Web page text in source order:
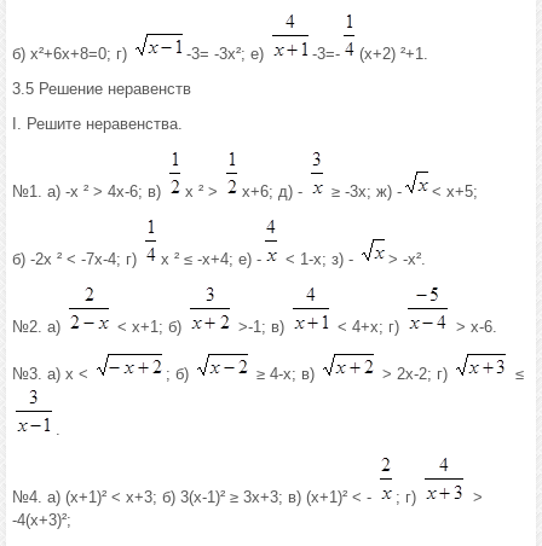
б) х²+6х+8=0; г) -3= -3х²; е) -3=-
(х+2) ²+1.
3.5 Решение неравенств
I. Решите неравенства.
№1. а) -х ² > 4х-6; в) х ² > х+6; д) - ≥ -3х; ж) - < х+5;
б) -2х ² < -7х-4; г) х ² ≤ -х+4; е) - < 1-х; з) - > -х².
№2. а) < х+1; б) >-1; в) < 4+х; г) > х-6.
№3. а) х < ; б) ≥ 4-х; в) > 2х-2; г) ≤
.
№4. а) (х+1)² < х+3; б) 3(х-1)² ≥ 3х+3; в) (х+1)² < - ; г)
>
-4(х+3)²;